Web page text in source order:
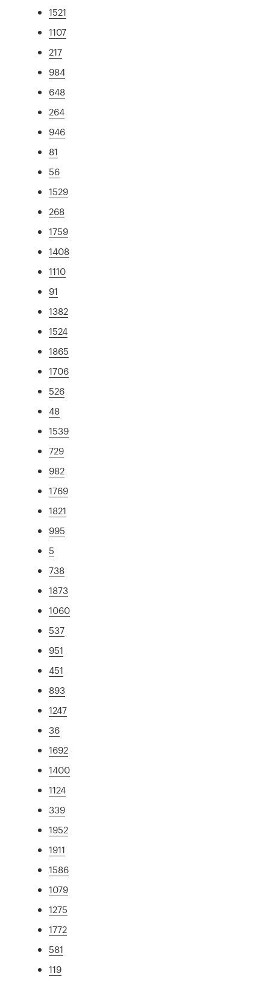
1521
1107
217
984
648
264
946
81
56
1529
268
1759
1408
1110
91
1382
1524
1865
1706
526
48
1539
729
982
1769
1821
995
5
738
1873
1060
537
951
451
893
1247
36
1692
1400
1124
339
1952
1911
1586
1079
1275
1772
581
119